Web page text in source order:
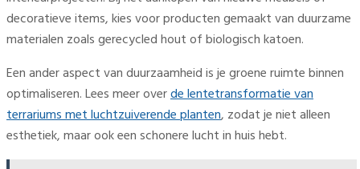
decoratieve items, kies voor producten gemaakt van duurzame
materialen zoals gerecycled hout of biologisch katoen.
Een ander aspect van duurzaamheid is je groene ruimte binnen
optimaliseren. Lees meer overde lentetransformatie van
terrariums met luchtzuiverende planten, zodat je niet alleen
esthetiek, maar ook een schonere lucht in huis hebt.